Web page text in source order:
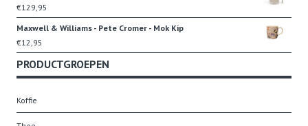
€129,95
Maxwell & Williams - Pete Cromer - Mok Kip
€12,95
PRODUCTGROEPEN
Koffie